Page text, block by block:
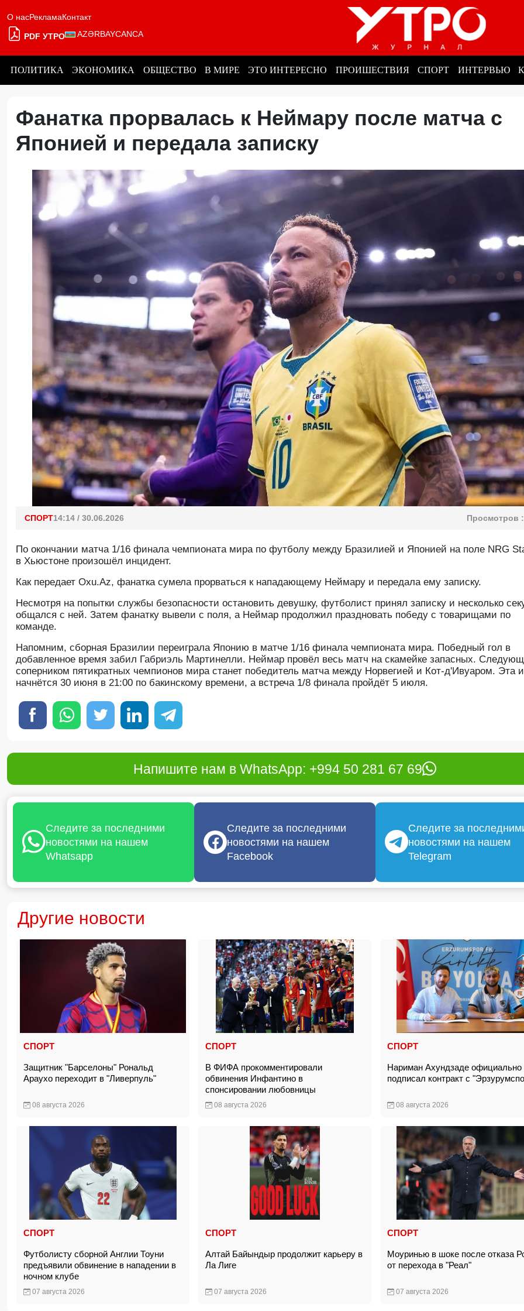
О насРекламаКонтакт
PDF УТРО AZƏRBAYCANCA
ПОЛИТИКА ЭКОНОМИКА ОБЩЕСТВО В МИРЕ ЭТО ИНТЕРЕСНО ПРОИШЕСТВИЯ СПОРТ ИНТЕРВЬЮ
Фанатка прорвалась к Неймару после матча с
Японией и передала записку
СПОРТ14:14 / 30.06.2026 Просмотров :
По окончании матча 1/16 финала чемпионата мира по футболу между Бразилией и Японией на поле NRG
в Хьюстоне произошёл инцидент.
Как передает Oxu.Az, фанатка сумела прорваться к нападающему Неймару и передала ему записку.
Несмотря на попытки службы безопасности остановить девушку, футболист принял записку и несколько
общался с ней. Затем фанатку вывели с поля, а Неймар продолжил праздновать победу с товарищами по
команде.
Напомним, сборная Бразилии переиграла Японию в матче 1/16 финала чемпионата мира. Победный гол в
добавленное время забил Габриэль Мартинелли. Неймар провёл весь матч на скамейке запасных.
соперником пятикратных чемпионов мира станет победитель матча между Норвегией и Кот-д'Ивуаром. Эта
начнётся 30 июня в 21:00 по бакинскому времени, а встреча 1/8 финала пройдёт 5 июля.
Напишите нам в WhatsApp: +994 50 281 67 69
Следите за последними
новостями на нашем
Whatsapp
Следите за последними
новостями на нашем
Facebook
Следите за
новостями на нашем
Telegram
Другие новости
СПОРТ
Защитник "Барселоны" Рональд
Араухо переходит в "Ливерпуль"
08 августа 2026
СПОРТ
В ФИФА прокомментировали
обвинения Инфантино в
спонсировании любовницы
08 августа 2026
СПОРТ
Нариман Ахундзаде официально
подписал контракт с
08 августа 2026
СПОРТ
Футболисту сборной Англии Тоуни
предъявили обвинение в нападении в
ночном клубе
07 августа 2026
СПОРТ
Алтай Байындыр продолжит карьеру в
Ла Лиге
07 августа 2026
СПОРТ
Моуринью в шоке после отказа
от перехода в "Реал"
07 августа 2026